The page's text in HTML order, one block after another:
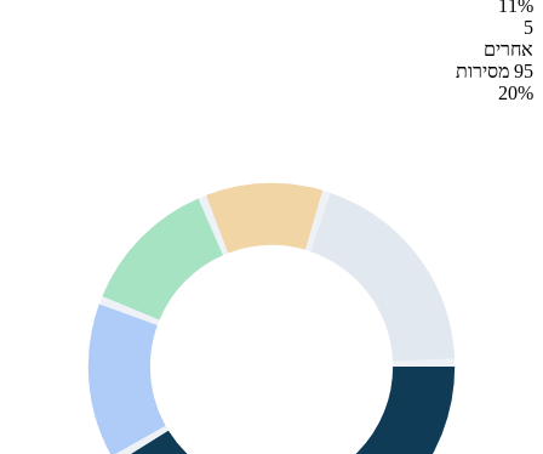
11 %
5
אחרים
95 מסירות
20%